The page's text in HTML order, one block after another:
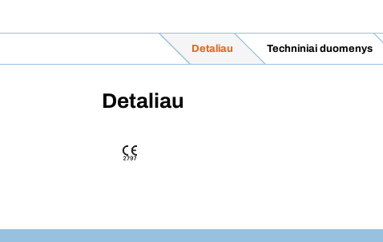
Detaliau Techniniai duomenys
Detaliau